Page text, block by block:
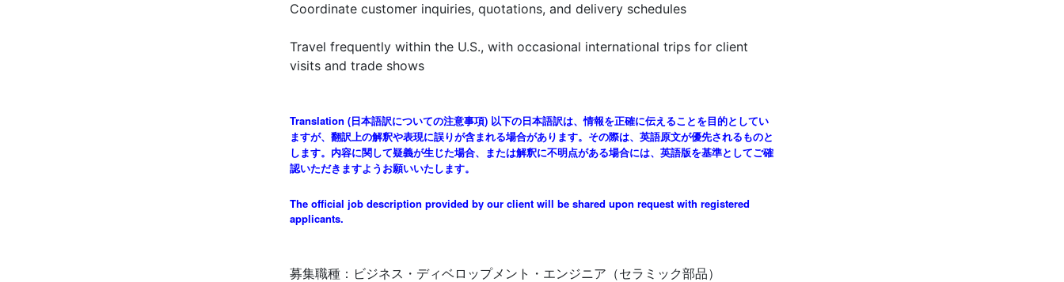
Coordinate customer inquiries, quotations, and delivery schedules
Travel frequently within the U.S., with occasional international trips for client
visits and trade shows
Translation (日本語訳についての注意事項) 以下の日本語訳は、情報を正確に伝えることを目的としてい
ますが、翻訳上の解釈や表現に誤りが含まれる場合があります。その際は、英語原文が優先されるものと
します。内容に関して疑義が生じた場合、または解釈に不明点がある場合には、英語版を基準としてご確
認いただきますようお願いいたします。
The official job description provided by our client will be shared upon request with registered
applicants.
募集職種：ビジネス・ディベロップメント・エンジニア（セラミック部品）